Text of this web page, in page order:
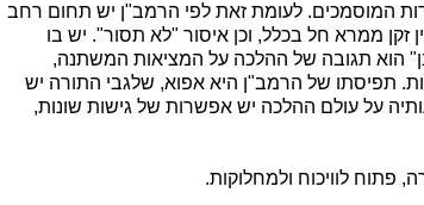
המוסמכים. לעומת זאת לפי הרמב"ן יש תחום רחב
זקן ממרא חל בכלל, וכן איסור "לא תסור". יש בו
הוא תגובה של ההלכה על המציאות המשתנה,
תפיסתו של הרמב"ן היא אפוא, שלגבי התורה יש
על עולם ההלכה יש אפשרות של גישות שונות,
פתוח לוויכוח ולמחלוקות.